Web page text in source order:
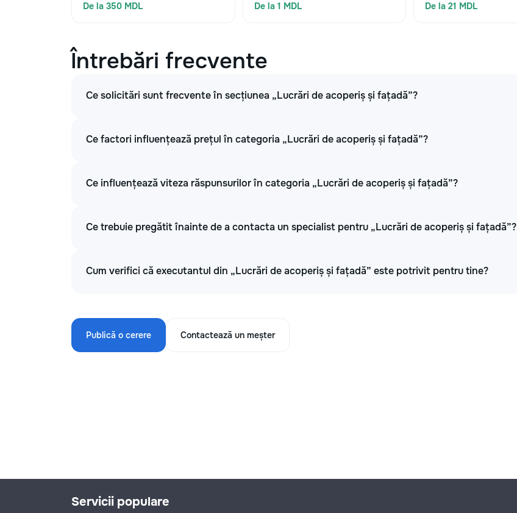
De la 350 MDL
De la 1 MDL
De la 21 MDL
Întrebări frecvente
Ce solicitări sunt frecvente în secțiunea „Lucrări de acoperiș și fațadă”?
Ce factori influențează prețul în categoria „Lucrări de acoperiș și fațadă”?
Ce influențează viteza răspunsurilor în categoria „Lucrări de acoperiș și fațadă”?
Ce trebuie pregătit înainte de a contacta un specialist pentru „Lucrări de acoperiș și fațadă”?
Cum verifici că executantul din „Lucrări de acoperiș și fațadă” este potrivit pentru tine?
Publică o cerere Contactează un meșter
Servicii populare